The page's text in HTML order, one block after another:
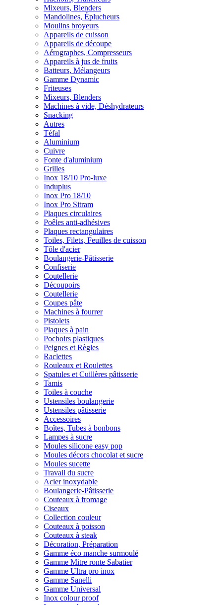
Mixeurs, Blenders
Mandolines, Éplucheurs
Moulins broyeurs
Appareils de cuisson
Appareils de découpe
Aérographes, Compresseurs
Appareils à jus de fruits
Batteurs, Mélangeurs
Gamme Dynamic
Friteuses
Mixeurs, Blenders
Machines à vide, Déshydrateurs
Snacking
Autres
Téfal
Aluminium
Cuivre
Fonte d'aluminium
Grilles
Inox 18/10 Pro-luxe
Induplus
Inox Pro 18/10
Inox Pro Sitram
Plaques circulaires
Poêles anti-adhésives
Plaques rectangulaires
Toiles, Filets, Feuilles de cuisson
Tôle d'acier
Boulangerie-Pâtisserie
Confiserie
Coutellerie
Découpoirs
Coutellerie
Coupes pâte
Machines à fourrer
Pistolets
Plaques à pain
Pochoirs plastiques
Peignes et Règles
Raclettes
Rouleaux et Roulettes
Spatules et Cuillères pâtisserie
Tamis
Toiles à couche
Ustensiles boulangerie
Ustensiles pâtisserie
Accessoires
Boîtes, Tubes à bonbons
Lampes à sucre
Moules silicone easy pop
Moules décors chocolat et sucre
Moules sucette
Travail du sucre
Acier inoxydable
Boulangerie-Pâtisserie
Couteaux à fromage
Ciseaux
Collection couleur
Couteaux à poisson
Couteaux à steak
Décoration, Préparation
Gamme éco manche surmoulé
Gamme Mitre ronte Sabatier
Gamme Ultra pro inox
Gamme Sanelli
Gamme Universal
Inox colour proof